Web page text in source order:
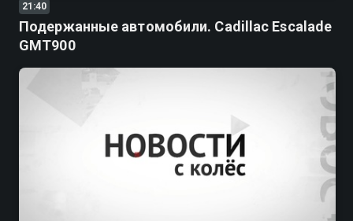
21:40
Подержанные автомобили. Cadillac Escalade
GMT900